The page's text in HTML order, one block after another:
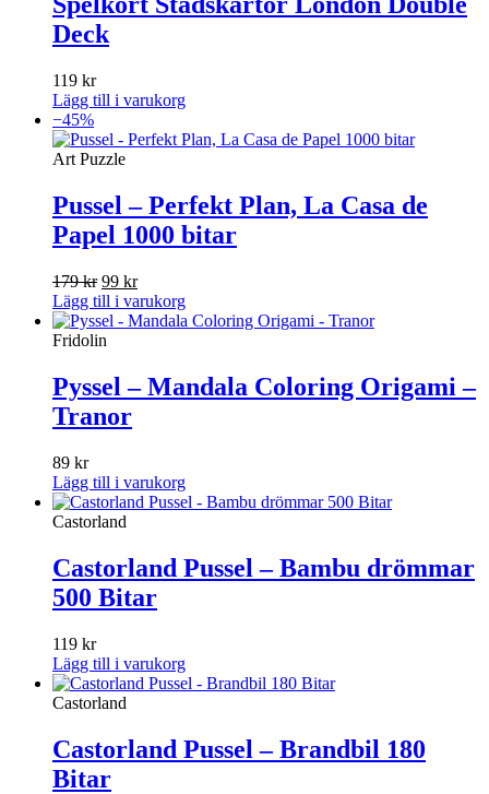
Deck
119 kr
Lägg till i varukorg
−45%
Art Puzzle
Pussel – Perfekt Plan, La Casa de
Papel 1000 bitar
179kr Det
ursprungliga
priset
var:
99 krDet
nuvarande
priset
Lägg till i varukorg
Fridolin
Pyssel – Mandala Coloring Origami –
Tranor
89 kr
Lägg till i varukorg
Castorland
Castorland Pussel – Bambu drömmar
500 Bitar
119 kr
Lägg till i varukorg
Castorland
Castorland Pussel – Brandbil 180
Bitar